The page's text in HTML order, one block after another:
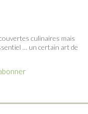
culinaires mais
… un certain art de